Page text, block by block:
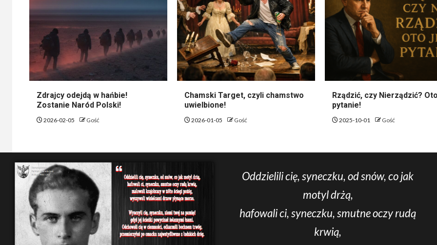
Zdrajcy odejdą w hańbie!
Zostanie Naród Polski!
2026-02-05 Gość
Chamski Target, czyli chamstwo
uwielbione!
2026-01-05 Gość
Rządzić, czy Nierządzić?
pytanie!
2025-10-01 Gość
Oddzielili cię, syneczku, od snów, co jak
motyl drżą,
hafowali ci, syneczku, smutne oczy rudą
krwią,